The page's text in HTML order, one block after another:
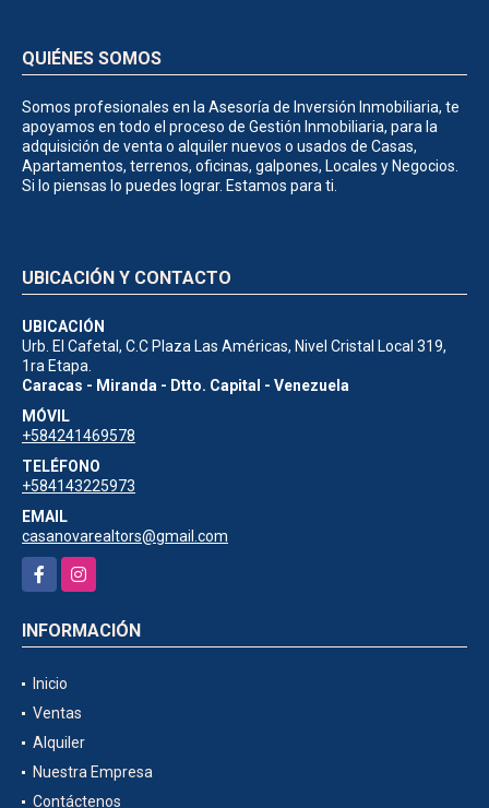
QUIÉNES SOMOS
Somos profesionales en la Asesoría de Inversión Inmobiliaria, te
apoyamos en todo el proceso de Gestión Inmobiliaria, para la
adquisición de venta o alquiler nuevos o usados de Casas,
Apartamentos, terrenos, oficinas, galpones, Locales y Negocios.
Si lo piensas lo puedes lograr. Estamos para ti.
UBICACIÓN Y CONTACTO
UBICACIÓN
Urb. El Cafetal, C.C Plaza Las Américas, Nivel Cristal Local 319,
1ra Etapa.
Caracas - Miranda - Dtto. Capital - Venezuela
MÓVIL
+584241469578
TELÉFONO
+584143225973
EMAIL
casanovarealtors@gmail.com
FacebookInstagram
INFORMACIÓN
Inicio
Ventas
Alquiler
Nuestra Empresa
Contáctenos